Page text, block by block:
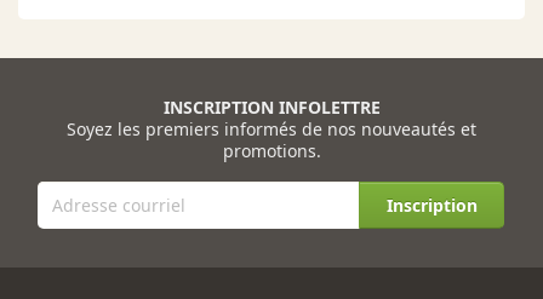
INSCRIPTION INFOLETTRE
Soyez les premiers informés de nos nouveautés et
promotions.
Inscription